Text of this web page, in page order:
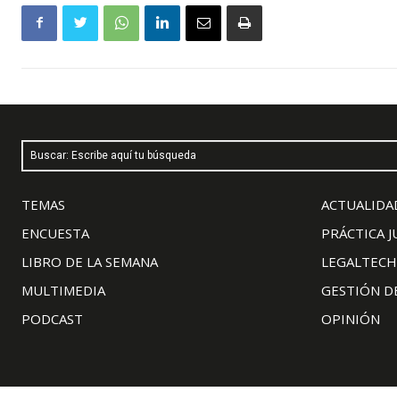
Buscar: Escribe aquí tu búsqueda
TEMAS
ENCUESTA
LIBRO DE LA SEMANA
MULTIMEDIA
PODCAST
PRÁCTICA
LEGALTECH
GESTIÓN
OPINIÓN